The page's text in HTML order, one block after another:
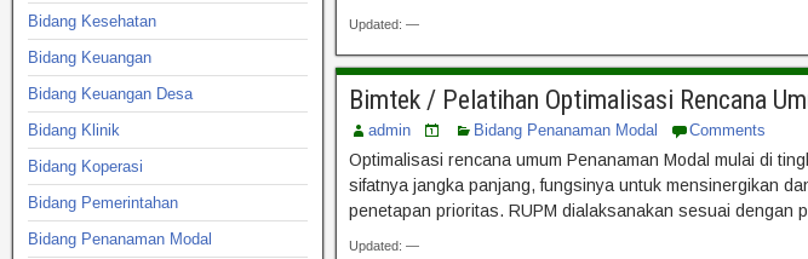
Updated: —
Bimtek / Pelatihan Optimalisasi Rencana
admin Bidang Penanaman Modal Comments
Optimalisasi rencana umum Penanaman Modal mulai di
sifatnya jangka panjang, fungsinya untuk mensinergikan
penetapan prioritas. RUPM dialaksanakan sesuai dengan
Updated: —
Bidang Kesehatan
Bidang Keuangan
Bidang Keuangan Desa
Bidang Klinik
Bidang Koperasi
Bidang Pemerintahan
Bidang Penanaman Modal